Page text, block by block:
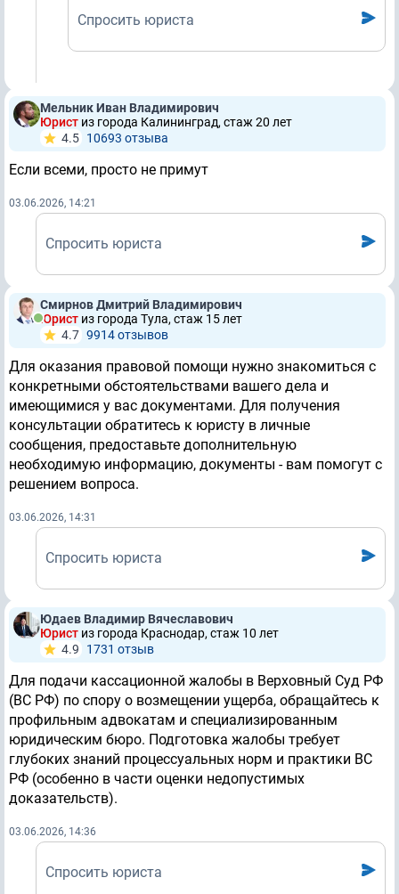
Спросить юриста
Мельник Иван Владимирович
Юрист из города Калининград, стаж 20 лет
4.5 10693 отзывa
Если всеми, просто не примут
03.06.2026, 14:21
Спросить юриста
Смирнов Дмитрий Владимирович
Юрист из города Тула, стаж 15 лет
4.7 9914 отзывов
Для оказания правовой помощи нужно знакомиться с
конкретными обстоятельствами вашего дела и
имеющимися у вас документами. Для получения
консультации обратитесь к юристу в личные
сообщения, предоставьте дополнительную
необходимую информацию, документы - вам помогут с
решением вопроса.
03.06.2026, 14:31
Спросить юриста
Юдаев Владимир Вячеславович
Юрист из города Краснодар, стаж 10 лет
4.9
1731 отзыв
Для подачи кассационной жалобы в Верховный Суд РФ
(ВС РФ) по спору о возмещении ущерба, обращайтесь к
профильным адвокатам и специализированным
юридическим бюро. Подготовка жалобы требует
глубоких знаний процессуальных норм и практики ВС
РФ (особенно в части оценки недопустимых
доказательств).
03.06.2026, 14:36
Спросить юриста